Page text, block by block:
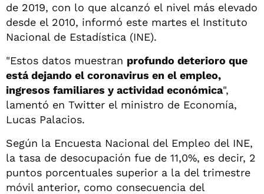
de 2019, con lo que alcanzó el nivel más elevado
desde el 2010, informó este martes el Instituto
Nacional de Estadística (INE).
"Estos datos muestran profundo deterioro que
está dejando el coronavirus en el empleo,
ingresos familiares y actividad económica",
lamentó en Twitter el ministro de Economía,
Lucas Palacios.
Según la Encuesta Nacional del Empleo del INE,
la tasa de desocupación fue de 11,0%, es decir, 2
puntos porcentuales superior a la del trimestre
móvil anterior, como consecuencia del